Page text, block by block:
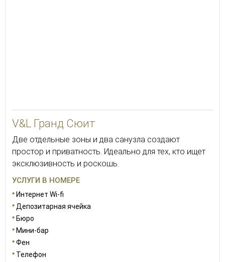
V&L Гранд Сюит
Две отдельные зоны и два санузла создают
простор и приватность. Идеально для тех, кто ищет
эксклюзивность и роскошь.
УСЛУГИ В НОМЕРЕ
Интернет Wi-fi
Депозитарная ячейка
Бюро
Мини-бар
Фен
Телефон